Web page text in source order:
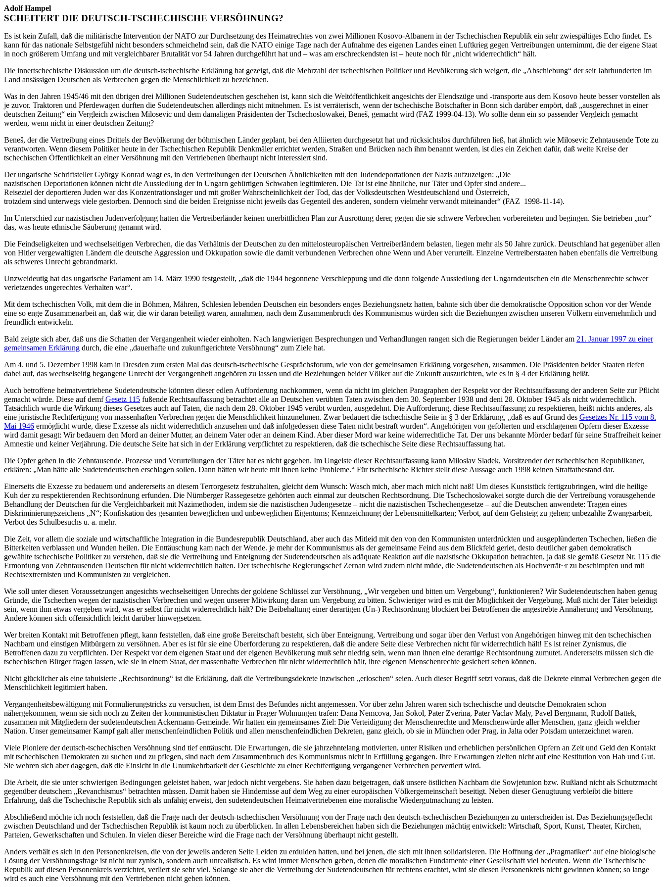
Adolf Hampel
SCHEITERT DIE DEUTSCH-TSCHECHISCHE VERSÖHNUNG?
Es ist kein Zufall, daß die militärische Intervention der NATO zur Durchsetzung des Heimatrechtes von zwei Millionen Kosovo-Albanern in der Tschechischen Republik ein sehr zwiespältiges Echo findet. Es
kann für das nationale Selbstgefühl nicht besonders schmeichelnd sein, daß die NATO einige Tage nach der Aufnahme des eigenen Landes einen Luftkrieg gegen Vertreibungen unternimmt, die der eigene Staat
in noch größerem Umfang und mit vergleichbarer Brutalität vor 54 Jahren durchgeführt hat und – was am erschreckendsten ist – heute noch für „nicht widerrechtlich“ hält.
Die innertschechische Diskussion um die deutsch-tschechische Erklärung hat gezeigt, daß die Mehrzahl der tschechischen Politiker und Bevölkerung sich weigert, die „Abschiebung“ der seit Jahrhunderten im
Land ansässigen Deutschen als Verbrechen gegen die Menschlichkeit zu bezeichnen.
Was in den Jahren 1945/46 mit den übrigen drei Millionen Sudetendeutschen geschehen ist, kann sich die Weltöffentlichkeit angesichts der Elendszüge und -transporte aus dem Kosovo heute besser vorstellen als
je zuvor. Traktoren und Pferdewagen durften die Sudetendeutschen allerdings nicht mitnehmen. Es ist verräterisch, wenn der tschechische Botschafter in Bonn sich darüber empört, daß „ausgerechnet in einer
deutschen Zeitung“ ein Vergleich zwischen Milosevic und dem damaligen Präsidenten der Tschechoslowakei, Beneš, gemacht wird (FAZ 1999-04-13). Wo sollte denn ein so passender Vergleich gemacht
werden, wenn nicht in einer deutschen Zeitung?
Beneš, der die Vertreibung eines Drittels der Bevölkerung der böhmischen Länder geplant, bei den Alliierten durchgesetzt hat und rücksichtslos durchführen ließ, hat ähnlich wie Milosevic Zehntausende Tote zu
verantworten. Wenn diesem Politiker heute in der Tschechischen Republik Denkmäler errichtet werden, Straßen und Brücken nach ihm benannt werden, ist dies ein Zeichen dafür, daß weite Kreise der
tschechischen Öffentlichkeit an einer Versöhnung mit den Vertriebenen überhaupt nicht interessiert sind.
Der ungarische Schriftsteller György Konrad wagt es, in den Vertreibungen der Deutschen Ähnlichkeiten mit den Judendeportationen der Nazis aufzuzeigen: „Die
nazistischen Deportationen können nicht die Aussiedlung der in Ungarn gebürtigen Schwaben legitimieren. Die Tat ist eine ähnliche, nur Täter und Opfer sind andere...
Reiseziel der deportieren Juden war das Konzentrationslager und mit großer Wahrscheinlichkeit der Tod, das der Volksdeutschen Westdeutschland und Österreich,
trotzdem sind unterwegs viele gestorben. Dennoch sind die beiden Ereignisse nicht jeweils das Gegenteil des anderen, sondern vielmehr verwandt miteinander“ (FAZ 1998-11-14).
Im Unterschied zur nazistischen Judenverfolgung hatten die Vertreiberländer keinen unerbittlichen Plan zur Ausrottung derer, gegen die sie schwere Verbrechen vorbereiteten und begingen. Sie betrieben „nur“
das, was heute ethnische Säuberung genannt wird.
Die Feindseligkeiten und wechselseitigen Verbrechen, die das Verhältnis der Deutschen zu den mittelosteuropäischen Vertreiberländern belasten, liegen mehr als 50 Jahre zurück. Deutschland hat gegenüber allen
von Hitler vergewaltigten Ländern die deutsche Aggression und Okkupation sowie die damit verbundenen Verbrechen ohne Wenn und Aber verurteilt. Einzelne Vertreiberstaaten haben ebenfalls die Vertreibung
als schweres Unrecht gebrandmarkt.
Unzweideutig hat das ungarische Parlament am 14. März 1990 festgestellt, „daß die 1944 begonnene Verschleppung und die dann folgende Aussiedlung der Ungarndeutschen ein die Menschenrechte schwer
verletzendes ungerechtes Verhalten war“.
Mit dem tschechischen Volk, mit dem die in Böhmen, Mähren, Schlesien lebenden Deutschen ein besonders enges Beziehungsnetz hatten, bahnte sich über die demokratische Opposition schon vor der Wende
eine so enge Zusammenarbeit an, daß wir, die wir daran beteiligt waren, annahmen, nach dem Zusammenbruch des Kommunismus würden sich die Beziehungen zwischen unseren Völkern einvernehmlich und
freundlich entwickeln.
Bald zeigte sich aber, daß uns die Schatten der Vergangenheit wieder einholten. Nach langwierigen Besprechungen und Verhandlungen rangen sich die Regierungen beider Länder am 21. Januar 1997 zu einer
gemeinsamen Erklärung durch, die eine „dauerhafte und zukunftgerichtete Versöhnung“ zum Ziele hat.
Am 4. und 5. Dezember 1998 kam in Dresden zum ersten Mal das deutsch-tschechische Gesprächsforum, wie von der gemeinsamen Erklärung vorgesehen, zusammen. Die Präsidenten beider Staaten riefen
dabei auf, das wechselseitig begangene Unrecht der Vergangenheit angehören zu lassen und die Beziehungen beider Völker auf die Zukunft auszurichten, wie es in § 4 der Erklärung heißt.
Auch betroffene heimatvertriebene Sudetendeutsche könnten dieser edlen Aufforderung nachkommen, wenn da nicht im gleichen Paragraphen der Respekt vor der Rechtsauffassung der anderen Seite zur Pflicht
gemacht würde. Diese auf demfGesetz 115 fußende Rechtsauffassung betrachtet alle an Deutschen verübten Taten zwischen dem 30. September 1938 und deni 28. Oktober 1945 als nicht widerrechtlich.
Tatsächlich wurde die Wirkung dieses Gesetzes auch auf Taten, die nach dem 28. Oktober 1945 verübt wurden, ausgedehnt. Die Aufforderung, diese Rechtsauffassung zu respektieren, heißt nichts anderes, als
eine juristische Rechtfertigung von massenhaften Verbrechen gegen die Menschlichkeit hinzunehmen. Zwar bedauert die tschechische Seite in § 3 der Erklärung, „daß es auf Grund des Gesetzes Nr. 115 vom 8.
Mai 1946 ermöglicht wurde, diese Exzesse als nicht widerrechtlich anzusehen und daß infolgedessen diese Taten nicht bestraft wurden“. Angehörigen von gefolterten und erschlagenen Opfern dieser Exzesse
wird damit gesagt: Wir bedauern den Mord an deiner Mutter, an deinem Vater oder an deinem Kind. Aber dieser Mord war keine widerrechtliche Tat. Der uns bekannte Mörder bedarf für seine Straffreiheit keiner
Amnestie und keiner Verjährung. Die deutsche Seite hat sich in der Erklärung verpflichtet zu respektieren, daß die tschechische Seite diese Rechtsauffassung hat.
Die Opfer gehen in die Zehntausende. Prozesse und Verurteilungen der Täter hat es nicht gegeben. Im Ungeiste dieser Rechtsauffassung kann Miloslav Sladek, Vorsitzender der tschechischen Republikaner,
erklären: „Man hätte alle Sudetendeutschen erschlagen sollen. Dann hätten wir heute mit ihnen keine Probleme.“ Für tschechische Richter stellt diese Aussage auch 1998 keinen Straftatbestand dar.
Einerseits die Exzesse zu bedauern und andererseits an diesem Terrorgesetz festzuhalten, gleicht dem Wunsch: Wasch mich, aber mach mich nicht naß! Um dieses Kunststück fertigzubringen, wird die heilige
Kuh der zu respektierenden Rechtsordnung erfunden. Die Nürnberger Rassegesetze gehörten auch einmal zur deutschen Rechtsordnung. Die Tschechoslowakei sorgte durch die der Vertreibung vorausgehende
Behandlung der Deutschen für die Vergleichbarkeit mit Nazimethoden, indem sie die nazistischen Judengesetze – nicht die nazistischen Tschechengesetze – auf die Deutschen anwendete: Tragen eines
Diskriminierungszeichens „N“; Konfiskation des gesamten beweglichen und unbeweglichen Eigentums; Kennzeichnung der Lebensmittelkarten; Verbot, auf dem Gehsteig zu gehen; unbezahlte Zwangsarbeit,
Verbot des Schulbesuchs u. a. mehr.
Die Zeit, vor allem die soziale und wirtschaftliche Integration in die Bundesrepublik Deutschland, aber auch das Mitleid mit den von den Kommunisten unterdrückten und ausgeplünderten Tschechen, ließen die
Bitterkeiten verblassen und Wunden heilen. Die Enttäuschung kam nach der Wende. je mehr der Kommunismus als der gemeinsame Feind aus dem Blickfeld geriet, desto deutlicher gaben demokratisch
gewählte tschechische Politiker zu verstehen, daß sie die Vertreibung und Enteignung der Sudetendeutschen als adäquate Reaktion auf die nazistische Okkupation betrachten, ja daß sie gemäß Gesetzt Nr. 115 die
Ermordung von Zehntausenden Deutschen für nicht widerrechtlich halten. Der tschechische Regierungschef Zernan wird zudem nicht müde, die Sudetendeutschen als Hochverrät~r zu beschimpfen und mit
Rechtsextrernisten und Kommunisten zu vergleichen.
Wie soll unter diesen Voraussetzungen angesichts wechselseitigen Unrechts der goldene Schlüssel zur Versöhnung, „Wir vergeben und bitten um Vergebung“, funktionieren? Wir Sudetendeutschen haben genug
Gründe, die Tschechen wegen der nazistischen Verbrechen und wegen unserer Mitwirkung daran um Vergebung zu bitten. Schwieriger wird es mit der Möglichkeit der Vergebung. Muß nicht der Täter beleidigt
sein, wenn ihm etwas vergeben wird, was er selbst für nicht widerrechtlich hält? Die Beibehaltung einer derartigen (Un-) Rechtsordnung blockiert bei Betroffenen die angestrebte Annäherung und Versöhnung.
Andere können sich offensichtlich leicht darüber hinwegsetzen.
Wer breiten Kontakt mit Betroffenen pflegt, kann feststellen, daß eine große Bereitschaft besteht, sich über Enteignung, Vertreibung und sogar über den Verlust von Angehörigen hinweg mit den tschechischen
Nachbarn und einstigen Mitbürgern zu versöhnen. Aber es ist für sie eine Überforderung zu respektieren, daß die andere Seite diese Verbrechen nicht für widerrechtlich hält! Es ist reiner Zynismus, die
Betroffenen dazu zu verpflichten. Der Respekt vor dem eigenen Staat und der eigenen Bevölkerung muß sehr niedrig sein, wenn man ihnen eine derartige Rechtsordnung zumutet. Andererseits müssen sich die
tschechischen Bürger fragen lassen, wie sie in einem Staat, der massenhafte Verbrechen für nicht widerrechtlich hält, ihre eigenen Menschenrechte gesichert sehen können.
Nicht glücklicher als eine tabuisierte „Rechtsordnung“ ist die Erklärung, daß die Vertreibungsdekrete inzwischen „erloschen“ seien. Auch dieser Begriff setzt voraus, daß die Dekrete einmal Verbrechen gegen die
Menschlichkeit legitimiert haben.
Vergangenheitsbewältigung mit Formulierungstricks zu versuchen, ist dem Ernst des Befundes nicht angemessen. Vor über zehn Jahren waren sich tschechische und deutsche Demokraten schon
nähergekommen, wenn sie sich noch zu Zeiten der kommunistischen Diktatur in Prager Wohnungen trafen: Dana Nemcova, Jan Sokol, Pater Zverina, Pater Vaclav Maly, Pavel Bergmann, Rudolf Battek,
zusammen mit Mitgliedern der sudetendeutschen Ackermann-Gemeinde. Wir hatten ein gemeinsames Ziel: Die Verteidigung der Menschenrechte und Menschenwürde aller Menschen, ganz gleich welcher
Nation. Unser gemeinsamer Kampf galt aller menschenfeindlichen Politik und allen menschenfeindlichen Dekreten, ganz gleich, ob sie in München oder Prag, in Jalta oder Potsdam unterzeichnet waren.
Viele Pioniere der deutsch-tschechischen Versöhnung sind tief enttäuscht. Die Erwartungen, die sie jahrzehntelang motivierten, unter Risiken und erheblichen persönlichen Opfern an Zeit und Geld den Kontakt
mit tschechischen Demokraten zu suchen und zu pflegen, sind nach dem Zusammenbruch des Kommunismus nicht in Erfüllung gegangen. Ihre Erwartungen zielten nicht auf eine Restitution von Hab und Gut.
Sie wehren sich aber dagegen, daß die Einsicht in die Unumkehrbarkeit der Geschichte zu einer Rechtfertigung vergangener Verbrechen pervertiert wird.
Die Arbeit, die sie unter schwierigen Bedingungen geleistet haben, war jedoch nicht vergebens. Sie haben dazu beigetragen, daß unsere östlichen Nachbarn die Sowjetunion bzw. Rußland nicht als Schutzmacht
gegenüber deutschem „Revanchismus“ betrachten müssen. Damit haben sie Hindernisse auf dem Weg zu einer europäischen Völkergemeinschaft beseitigt. Neben dieser Genugtuung verbleibt die bittere
Erfahrung, daß die Tschechische Republik sich als unfähig erweist, den sudetendeutschen Heimatvertriebenen eine moralische Wiedergutmachung zu leisten.
Abschließend möchte ich noch feststellen, daß die Frage nach der deutsch-tschechischen Versöhnung von der Frage nach den deutsch-tschechischen Beziehungen zu unterscheiden ist. Das Beziehungsgeflecht
zwischen Deutschland und der Tschechischen Republik ist kaum noch zu überblicken. In allen Lebensbereichen haben sich die Beziehungen mächtig entwickelt: Wirtschaft, Sport, Kunst, Theater, Kirchen,
Parteien, Gewerkschaften und Schulen. In vielen dieser Bereiche wird die Frage nach der Versöhnung überhaupt nicht gestellt.
Anders verhält es sich in den Personenkreisen, die von der jeweils anderen Seite Leiden zu erdulden hatten, und bei jenen, die sich mit ihnen solidarisieren. Die Hoffnung der „Pragmatiker“ auf eine biologische
Lösung der Versöhnungsfrage ist nicht nur zynisch, sondern auch unrealistisch. Es wird immer Menschen geben, denen die moralischen Fundamente einer Gesellschaft viel bedeuten. Wenn die Tschechische
Republik auf diesen Personenkreis verzichtet, verliert sie sehr viel. Solange sie aber die Vertreibung der Sudetendeutschen für rechtens erachtet, wird sie diesen Personenkreis nicht gewinnen können; so lange
wird es auch eine Versöhnung mit den Vertriebenen nicht geben können.